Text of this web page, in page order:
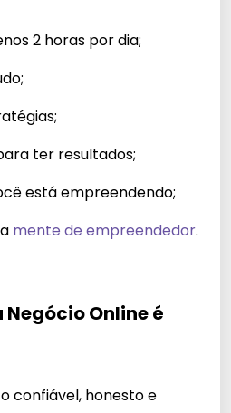
2 horas por dia;
ter resultados;
está empreendendo;
mente de empreendedor.
Online é
confiável, honesto e